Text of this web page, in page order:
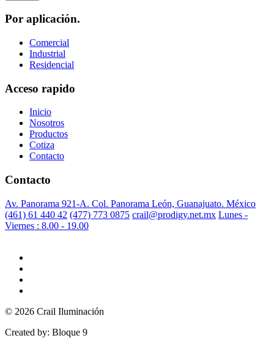
Por aplicación.
Comercial
Industrial
Residencial
Acceso rapido
Inicio
Nosotros
Productos
Cotiza
Contacto
Contacto
Av. Panorama 921-A. Col. Panorama León, Guanajuato. México
(461) 61 440 42 (477) 773 0875 crail@prodigy.net.mx Lunes -
Viernes : 8.00 - 19.00
© 2026 Crail Iluminación
Created by: Bloque 9